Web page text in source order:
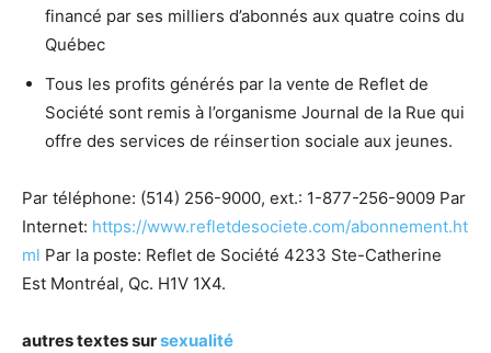
financé par ses milliers d’abonnés aux quatre coins du
Québec
Tous les profits générés par la vente de Reflet de
Société sont remis à l’organisme Journal de la Rue qui
offre des services de réinsertion sociale aux jeunes.
Par téléphone: (514) 256-9000, ext.: 1-877-256-9009 Par
Internet: https://www.refletdesociete.com/abonnement.ht
ml Par la poste: Reflet de Société 4233 Ste-Catherine
Est Montréal, Qc. H1V 1X4.
autres textes sursexualité